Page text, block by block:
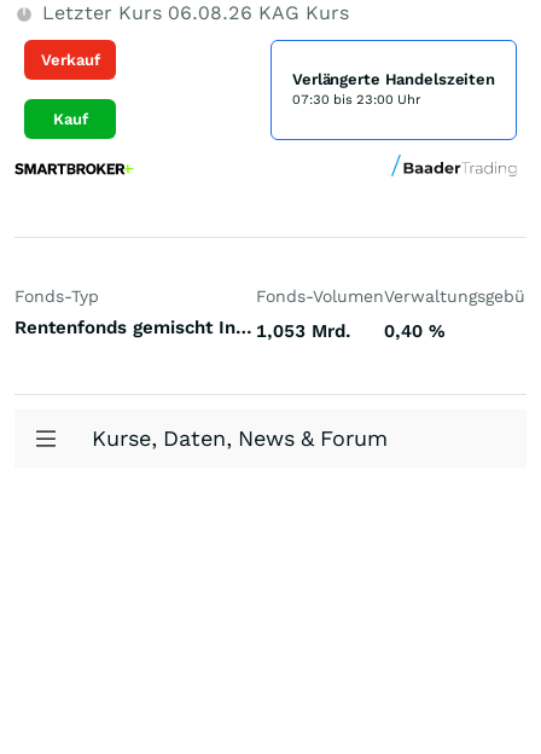
Letzter Kurs 06.08.26 KAG Kurs
Verkauf
Kauf
Verlängerte Handelszeiten
07:30 bis 23:00 Uhr
Fonds-Typ
Rentenfonds gemischt Investment Grade Welt Hartwährungen (Welt)
Fonds-Volumen
1,053 Mrd. 0,40 %
Kurse, Daten, News & Forum